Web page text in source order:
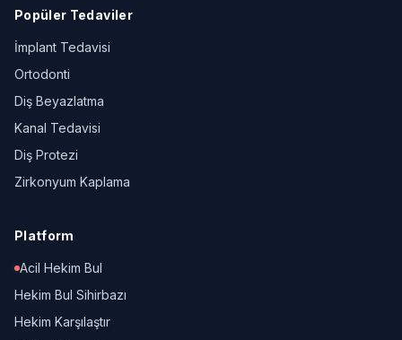
Popüler Tedaviler
İmplant Tedavisi
Ortodonti
Diş Beyazlatma
Kanal Tedavisi
Diş Protezi
Zirkonyum Kaplama
Platform
Acil Hekim Bul
Hekim Bul Sihirbazı
Hekim Karşılaştır